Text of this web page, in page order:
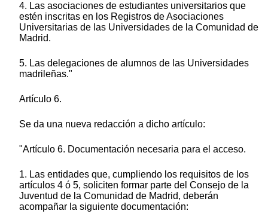
4. Las asociaciones de estudiantes universitarios que
estén inscritas en los Registros de Asociaciones
Universitarias de las Universidades de la Comunidad de
Madrid.
5. Las delegaciones de alumnos de las Universidades
madrileñas."
Artículo 6.
Se da una nueva redacción a dicho artículo:
"Artículo 6. Documentación necesaria para el acceso.
1. Las entidades que, cumpliendo los requisitos de los
artículos 4 ó 5, soliciten formar parte del Consejo de la
Juventud de la Comunidad de Madrid, deberán
acompañar la siguiente documentación: